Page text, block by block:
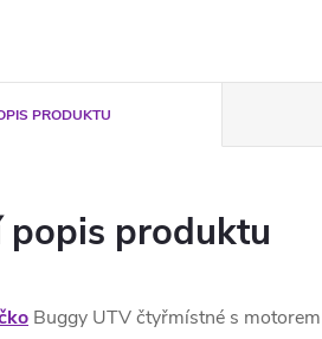
PRODUKTU
popis produktu
Buggy UTV čtyřmístné s